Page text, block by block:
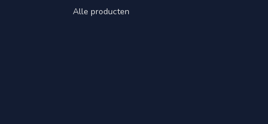
Alle producten